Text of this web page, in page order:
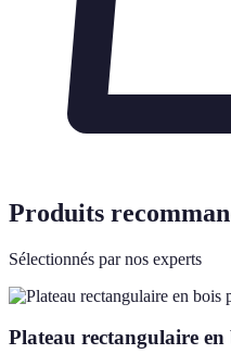
Produits
Sélectionnés par nos experts
Plateau rectangulaire en